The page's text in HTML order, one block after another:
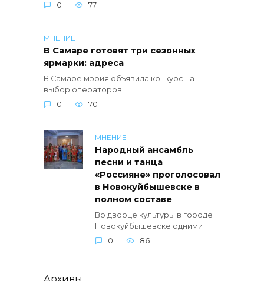
0
77
МНЕНИЕ
В Самаре готовят три сезонных
ярмарки: адреса
В Самаре мэрия объявила конкурс на
выбор операторов
0
70
МНЕНИЕ
Народный ансамбль
песни и танца
«Россияне» проголосовал
в Новокуйбышевске в
полном составе
Во дворце культуры в городе
Новокуйбышевске одними
0
86